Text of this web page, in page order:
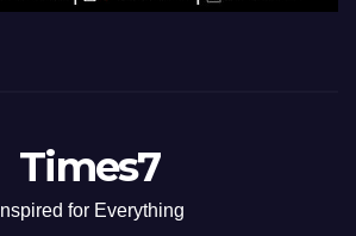
Times7
Inspired for Everything